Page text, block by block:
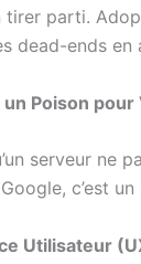
tirer parti.
dead-ends
Poison pour
serveur ne
c’est
Utilisateur